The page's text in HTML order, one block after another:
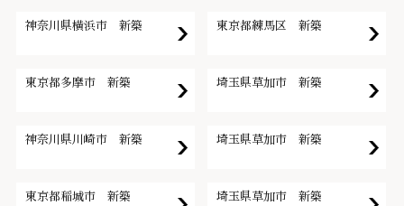
神奈川県横浜市 新築 東京都練馬区 新築
東京都多摩市 新築 埼玉県草加市 新築
神奈川県川崎市 新築 埼玉県草加市 新築
東京都稲城市 新築 埼玉県草加市 新築